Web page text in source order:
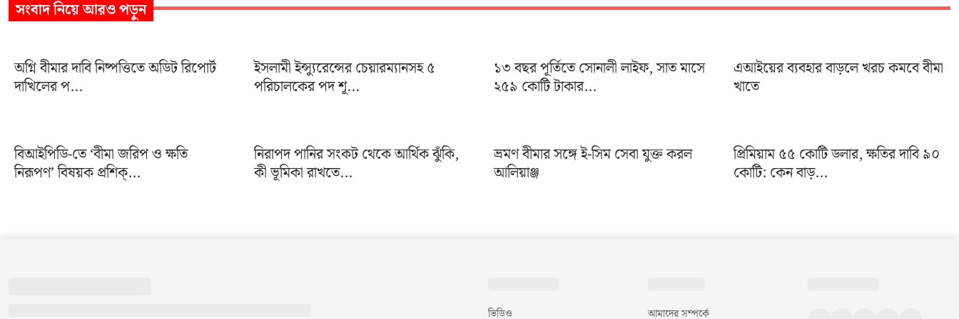
সংবাদনিয়ে আরও পড়ুন
অগ্নি বীমার দাবি নিষ্পত্তিতে অডিট রিপোর্ট
দাখিলের প...
ইসলামী ইন্স্যুরেন্সের চেয়ারম্যানসহ ৫
পরিচালকের পদ শূ...
১৩ বছর পূর্তিতে সোনালী লাইফ, সাত মাসে
২৫৯ কোটি টাকার...
এআইয়ের ব্যবহার বাড়লে খরচ কমবে বীমা
খাতে
বিআইপিডি-তে ‘বীমা জরিপ ও ক্ষতি
নিরূপণ’ বিষয়ক প্রশিক্...
নিরাপদ পানির সংকট থেকে আর্থিক ঝুঁকি,
কী ভূমিকা রাখতে...
ভ্রমণ বীমার সঙ্গে ই-সিম সেবা যুক্ত করল
আলিয়াঞ্জ
প্রিমিয়াম ৫৫ কোটি ডলার, ক্ষতির দাবি ৯০
কোটি: কেন বাড়...
ভিডিও আমাদের সম্পর্কে